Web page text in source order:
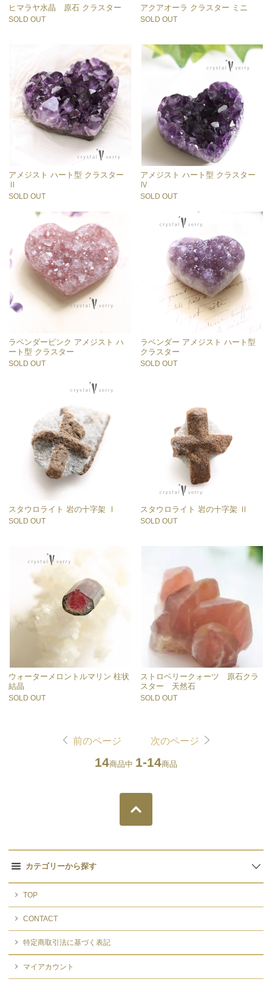
ヒマラヤ水晶 原石 クラスター
SOLD OUT
アクアオーラ クラスター ミニ
SOLD OUT
アメジスト ハート型 クラスター
Ⅱ
SOLD OUT
アメジスト ハート型 クラスター
Ⅳ
SOLD OUT
ラベンダーピンク アメジスト ハ
ート型 クラスター
SOLD OUT
ラベンダー アメジスト ハート型
クラスター
SOLD OUT
スタウロライト 岩の十字架 Ⅰ
SOLD OUT
スタウロライト 岩の十字架 Ⅱ
SOLD OUT
ウォーターメロントルマリン 柱状
結晶
SOLD OUT
ストロベリークォーツ 原石クラ
スター 天然石
SOLD OUT
前のページ 次のページ
14商品中 1-14商品
カテゴリーから探す
TOP
CONTACT
特定商取引法に基づく表記
マイアカウント